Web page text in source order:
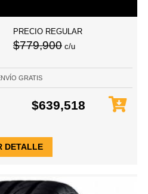
PRECIO REGULAR
$779,900 c/u
GRATIS
$639,518
DETALLE